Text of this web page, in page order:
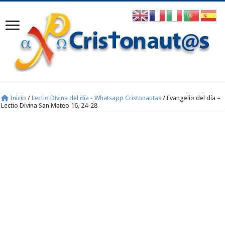
Inicio / Lectio Divina del día - Whatsapp Cristonautas / Evangelio del día –
Lectio Divina San Mateo 16, 24-28